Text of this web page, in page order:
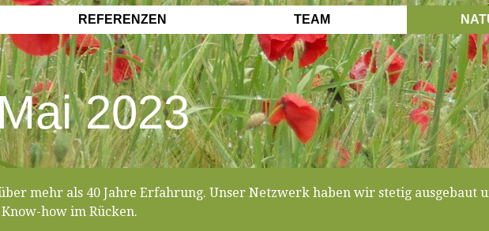
REFERENZEN TEAM
2023
mehr als 40 Jahre Erfahrung. Unser Netzwerk haben wir stetig ausgebaut
how im Rücken.